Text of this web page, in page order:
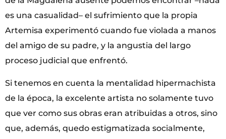
es una casualidad– el sufrimiento que la propia
Artemisa experimentó cuando fue violada a manos
del amigo de su padre, y la angustia del largo
proceso judicial que enfrentó.
Si tenemos en cuenta la mentalidad hipermachista
de la época, la excelente artista no solamente tuvo
que ver como sus obras eran atribuidas a otros, sino
que, además, quedo estigmatizada socialmente,